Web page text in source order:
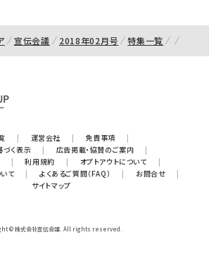
宣伝会議 2018年02月号 特集一覧
| 運営会社 | 免責事項
|
く表示
| 広告掲載・協賛のご案内
|
| 利用規約 | オプトアウトについて
|
て
| よくあるご質問（FAQ） | お問合せ
|
サイトマップ
© 株式会社宣伝会議. All rights reserved.